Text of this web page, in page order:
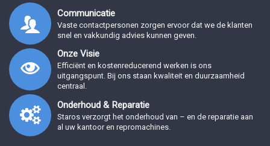
Communicatie
Vaste contactpersonen zorgen ervoor dat we de klanten
snel en vakkundig advies kunnen geven.
Onze Visie
Efficiënt en kostenreducerend werken is ons
uitgangspunt. Bij ons staan kwaliteit en duurzaamheid
centraal.
Onderhoud & Reparatie
Staros verzorgt het onderhoud van – en de reparatie aan
al uw kantoor en repromachines.